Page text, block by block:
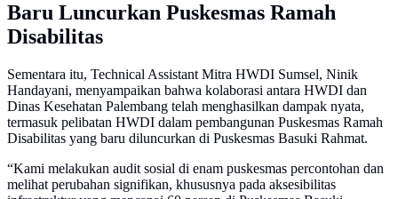
Baru Luncurkan Puskesmas Ramah
Disabilitas
Sementara itu, Technical Assistant Mitra HWDI Sumsel, Ninik
Handayani, menyampaikan bahwa kolaborasi antara HWDI dan
Dinas Kesehatan Palembang telah menghasilkan dampak nyata,
termasuk pelibatan HWDI dalam pembangunan Puskesmas Ramah
Disabilitas yang baru diluncurkan di Puskesmas Basuki Rahmat.
“Kami melakukan audit sosial di enam puskesmas percontohan dan
melihat perubahan signifikan, khususnya pada aksesibilitas